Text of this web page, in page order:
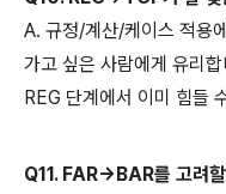
A. 규정/계산/케이스 적용
가고 싶은 사람에게 유리
REG 단계에서 이미 힘들
Q11. FAR→BAR를 고려